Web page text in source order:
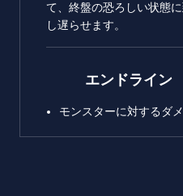
て、終盤の恐ろしい状態
し遅らせます。
エンドライン
モンスターに対するダ